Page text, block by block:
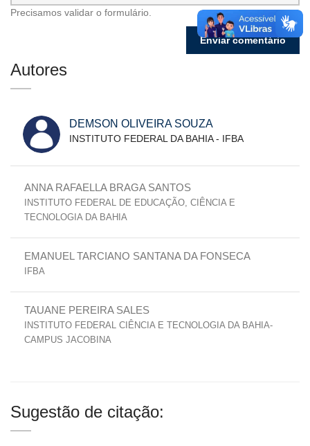
Precisamos validar o formulário.
Autores
DEMSON OLIVEIRA SOUZA
INSTITUTO FEDERAL DA BAHIA - IFBA
ANNA RAFAELLA BRAGA SANTOS
INSTITUTO FEDERAL DE EDUCAÇÃO, CIÊNCIA E
TECNOLOGIA DA BAHIA
EMANUEL TARCIANO SANTANA DA FONSECA
IFBA
TAUANE PEREIRA SALES
INSTITUTO FEDERAL CIÊNCIA E TECNOLOGIA DA BAHIA-
CAMPUS JACOBINA
Sugestão de citação: